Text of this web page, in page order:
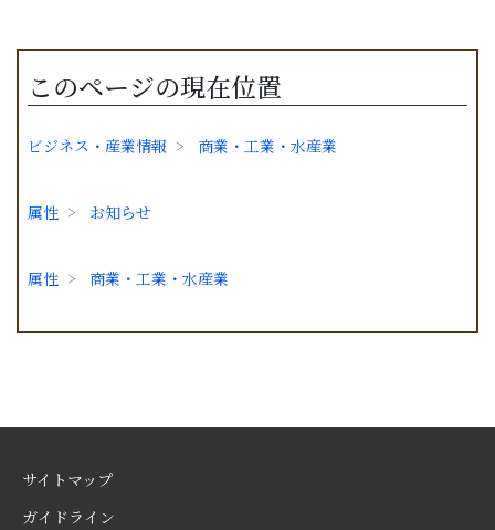
このページの現在位置
ビジネス・産業情報 商業・工業・水産業
属性 お知らせ
属性 商業・工業・水産業
サイトマップ
ガイドライン